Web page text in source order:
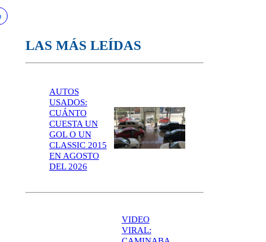
LAS MÁS LEÍDAS
AUTOS
USADOS:
CUÁNTO
CUESTA UN
GOL O UN
CLASSIC 2015
EN AGOSTO
DEL 2026
VIDEO
VIRAL: